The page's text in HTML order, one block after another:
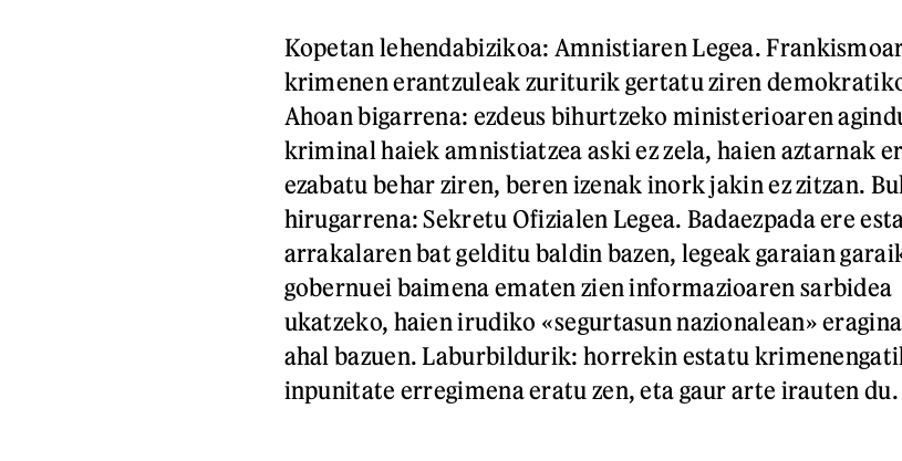
Kopetan lehendabizikoa: Amnistiaren Legea.
krimenen erantzuleak zuriturik gertatu ziren
Ahoan bigarrena: ezdeus bihurtzeko ministerioaren
kriminal haiek amnistiatzea aski ez zela, haien aztarnak
ezabatu behar ziren, beren izenak inork jakin ez zitzan.
hirugarrena: Sekretu Ofizialen Legea. Badaezpada ere
arrakalaren bat gelditu baldin bazen, legeak garaian
gobernuei baimena ematen zien informazioaren sarbidea
ukatzeko, haien irudiko «segurtasun nazionalean»
ahal bazuen. Laburbildurik: horrekin estatu
inpunitate erregimena eratu zen, eta gaur arte irauten du.